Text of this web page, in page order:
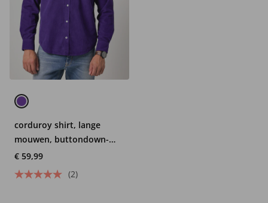
corduroy shirt, lange
mouwen, buttondown-
kraag, Modern-Fit, tot 7XL
€ 59,99
(2)